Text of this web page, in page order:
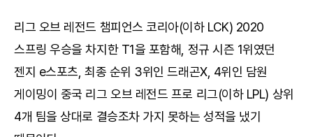
리그 오브 레전드 챔피언스 코리아(이하 LCK) 2020
스프링 우승을 차지한 T1을 포함해, 정규 시즌 1위였던
젠지 e스포츠, 최종 순위 3위인 드래곤X, 4위인 담원
게이밍이 중국 리그 오브 레전드 프로 리그(이하 LPL) 상위
4개 팀을 상대로 결승조차 가지 못하는 성적을 냈기